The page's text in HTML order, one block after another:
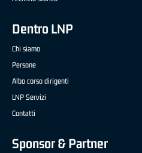
Dentro LNP
Chi siamo
Persone
Albo corso dirigenti
LNP Servizi
Contatti
Sponsor & Partner